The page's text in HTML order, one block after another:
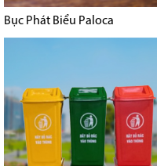
Bục Phát Biểu Paloca